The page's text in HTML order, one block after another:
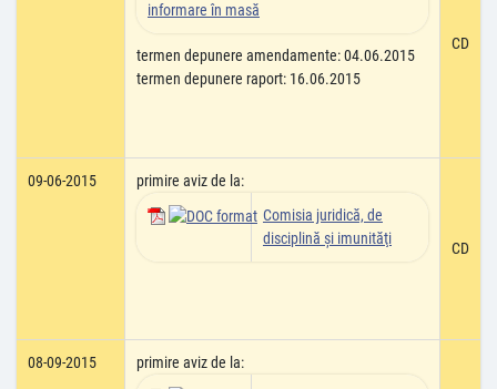
informare în masă
termen depunere amendamente: 04.06.2015
termen depunere raport: 16.06.2015
CD
09-06-2015
primire aviz de la:
Comisia juridică, de
disciplină şi imunităţi
CD
08-09-2015
primire aviz de la: